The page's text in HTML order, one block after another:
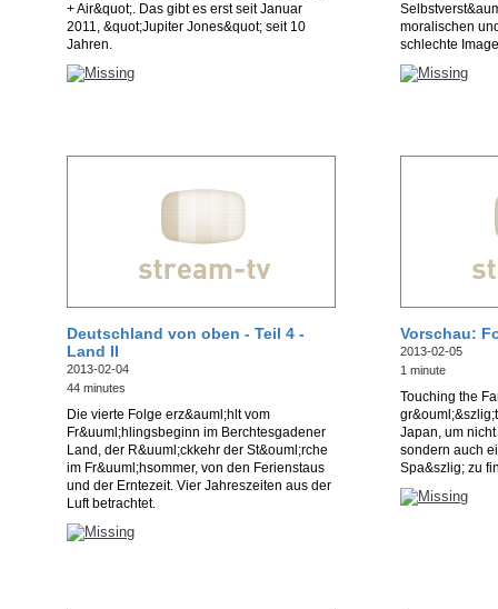
+ Air&quot;. Das gibt es erst seit Januar
2011, &quot;Jupiter Jones&quot; seit 10
Jahren.
moralischen
schlechte
Deutschland von oben - Teil 4 -
Land II
2013-02-04
44 minutes
Die vierte Folge erz&auml;hlt vom
Fr&uuml;hlingsbeginn im Berchtesgadener
Land, der R&uuml;ckkehr der St&ouml;rche
im Fr&uuml;hsommer, von den Ferienstaus
und der Erntezeit. Vier Jahreszeiten aus der
Luft betrachtet.
Vorschau:
2013-02-05
1 minute
Touching the
Japan, um
sondern auch
Spa&szlig; zu